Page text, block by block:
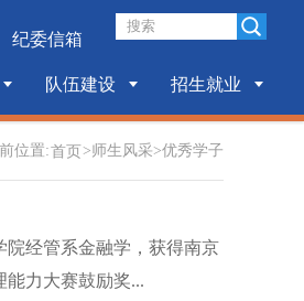
纪委信箱
队伍建设 招生就业
位置:首页 >师生风采>优秀学子
院经管系金融学，获得南京
力大赛鼓励奖...